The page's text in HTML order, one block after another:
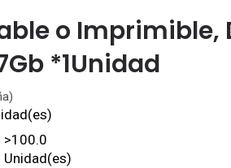
o Imprimible,
*1Unidad
>100.0
Unidad(es)